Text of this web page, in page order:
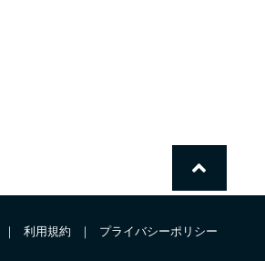
｜ 利用規約 ｜ プライバシーポリシー